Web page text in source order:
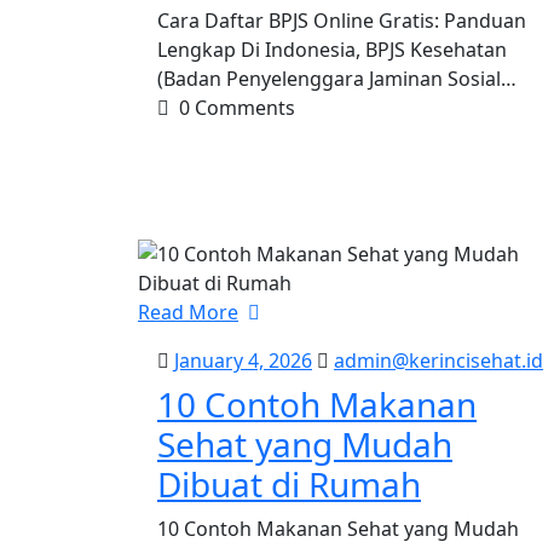
Cara Daftar BPJS Online Gratis: Panduan
Lengkap Di Indonesia, BPJS Kesehatan
(Badan Penyelenggara Jaminan Sosial…
0 Comments
Read More
January 4, 2026January
2026
admin@kerincisehat.id
10 Contoh Makanan
Sehat yang Mudah
Dibuat di Rumah
10 Contoh Makanan Sehat yang Mudah